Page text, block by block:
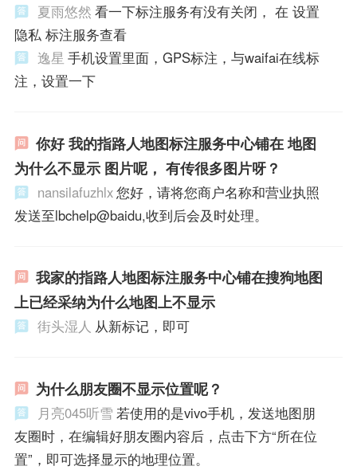
夏雨悠然 看一下标注服务有没有关闭， 在 设置
隐私 标注服务查看
逸星 手机设置里面，GPS标注，与waifai在线标
注，设置一下
你好 我的指路人地图标注服务中心铺在 地图
为什么不显示 图片呢， 有传很多图片呀？
nansilafuzhlx您好，请将您商户名称和营业执照
发送至lbchelp@baidu,收到后会及时处理。
我家的指路人地图标注服务中心铺在搜狗地图
上已经采纳为什么地图上不显示
街头湿人 从新标记，即可
为什么朋友圈不显示位置呢？
月亮045听雪 若使用的是vivo手机，发送地图朋
友圈时，在编辑好朋友圈内容后，点击下方“所在位
置”，即可选择显示的地理位置。